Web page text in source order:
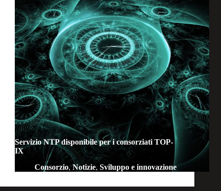
Servizio NTP disponibile per i consorziati TOP-
IX
Consorzio,Notizie, Sviluppo e innovazione